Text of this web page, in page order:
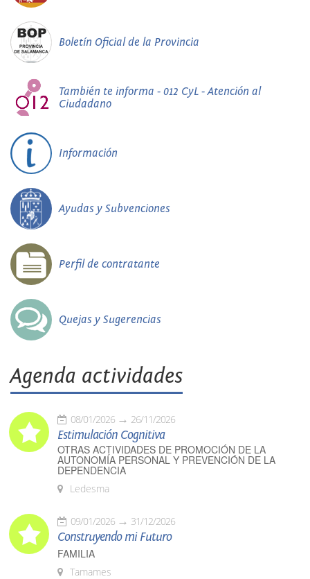
Boletín Oficial de la Provincia
También te informa - 012 CyL - Atención al
Ciudadano
Información
Ayudas y Subvenciones
Perfil de contratante
Quejas y Sugerencias
Agenda actividades
08/01/2026 26/11/2026
Estimulación Cognitiva
OTRAS ACTIVIDADES DE PROMOCIÓN DE LA
AUTONOMÍA PERSONAL Y PREVENCIÓN DE LA
DEPENDENCIA
Ledesma
09/01/2026 31/12/2026
Construyendo mi Futuro
FAMILIA
Tamames